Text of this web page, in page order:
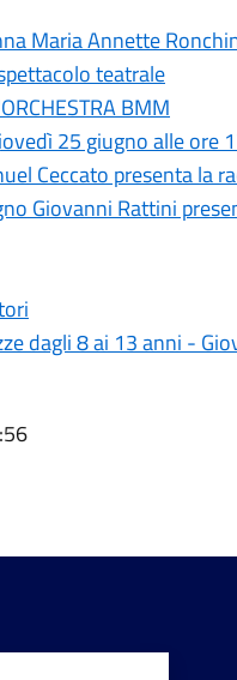
Maria Annette
teatrale
BMM
25 giugno alle ore
Ceccato presenta la
Giovanni Rattini
dagli 8 ai 13 anni -